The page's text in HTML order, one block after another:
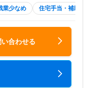
業少なめ 住宅手当・補助
合わせる